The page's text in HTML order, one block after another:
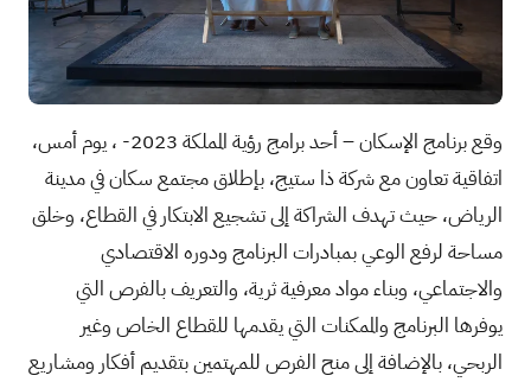
وقع برنامج الإسكان – أحد برامج رؤية المملكة 2023- ، يوم أمس،
اتفاقية تعاون مع شركة ذا ستيج، بإطلاق مجتمع سكان في مدينة
الرياض، حيث تهدف الشراكة إلى تشجيع الابتكار في القطاع، وخلق
مساحة لرفع الوعي بمبادرات البرنامج ودوره الاقتصادي
والاجتماعي، وبناء مواد معرفية ثرية، والتعريف بالفرص التي
يوفرها البرنامج والممكنات التي يقدمها للقطاع الخاص وغير
الربحي، بالإضافة إلى منح الفرص للمهتمين بتقديم أفكار ومشاريع